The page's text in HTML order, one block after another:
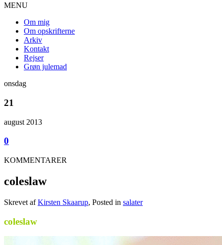
MENU
Om mig
Om opskrifterne
Arkiv
Kontakt
Rejser
Grøn julemad
onsdag
21
august 2013
0
KOMMENTARER
coleslaw
Skrevet afKirsten Skaarup, Posted in salater
coleslaw